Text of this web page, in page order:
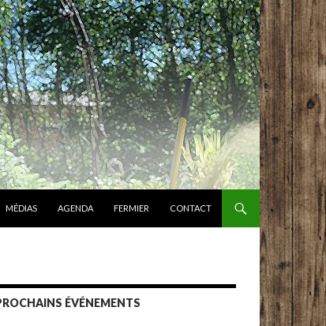
MÉDIAS AGENDA FERMIER CONTACT
ÉVÉNEMENTS